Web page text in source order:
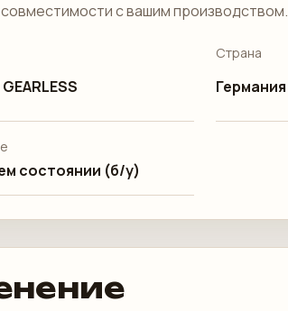
с вашим производством.
Страна
Германия
состоянии (б/у)